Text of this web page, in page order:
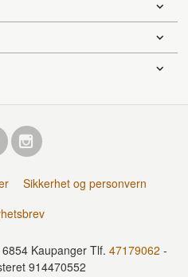
Sikkerhet og personvern
Kaupanger Tlf. 47179062 -
914470552